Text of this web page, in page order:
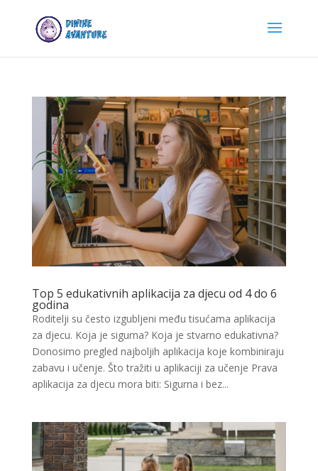
Top 5 edukativnih aplikacija za djecu od 4 do 6
godina
Roditelji su često izgubljeni među tisućama aplikacija
za djecu. Koja je sigurna? Koja je stvarno edukativna?
Donosimo pregled najboljih aplikacija koje kombiniraju
zabavu i učenje. Što tražiti u aplikaciji za učenje Prava
aplikacija za djecu mora biti: Sigurna i bez...